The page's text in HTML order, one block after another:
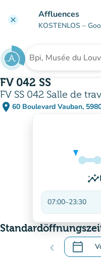
clear Affluences
KOSTENLOS –
Suche nach einer
FV 042 SS
FV SS 042 Salle de
place 60 Boulevard Vauban,
(in
(new
insights
07:00–23:30
chevron_left calendar_today
.